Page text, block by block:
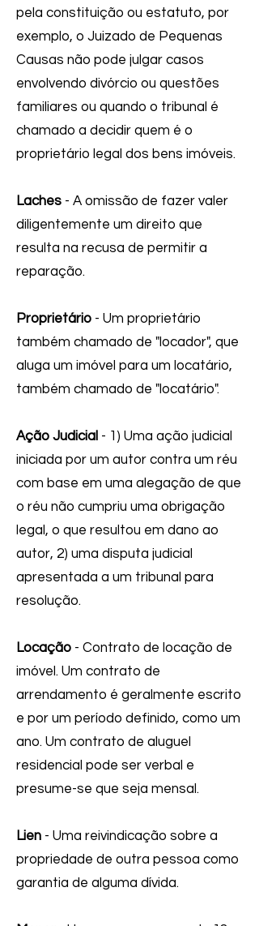
pela constituição ou estatuto, por
exemplo, o Juizado de Pequenas
Causas não pode julgar casos
envolvendo divórcio ou questões
familiares ou quando o tribunal é
chamado a decidir quem é o
proprietário legal dos bens imóveis.
Laches - A omissão de fazer valer
diligentemente um direito que
resulta na recusa de permitir a
reparação.
Proprietário - Um proprietário
também chamado de "locador", que
aluga um imóvel para um locatário,
também chamado de "locatário".
Ação Judicial - 1) Uma ação judicial
iniciada por um autor contra um réu
com base em uma alegação de que
o réu não cumpriu uma obrigação
legal, o que resultou em dano ao
autor, 2) uma disputa judicial
apresentada a um tribunal para
resolução.
Locação - Contrato de locação de
imóvel. Um contrato de
arrendamento é geralmente escrito
e por um período definido, como um
ano. Um contrato de aluguel
residencial pode ser verbal e
presume-se que seja mensal.
Lien - Uma reivindicação sobre a
propriedade de outra pessoa como
garantia de alguma dívida.